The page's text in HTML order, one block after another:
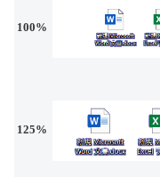
100%
125%